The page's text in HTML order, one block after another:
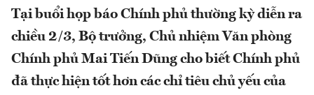
Tại buổi họp báo Chính phủ thường kỳ diễn ra
chiều 2/3, Bộ trưởng, Chủ nhiệm Văn phòng
Chính phủ Mai Tiến Dũng cho biết Chính phủ
đã thực hiện tốt hơn các chỉ tiêu chủ yếu của